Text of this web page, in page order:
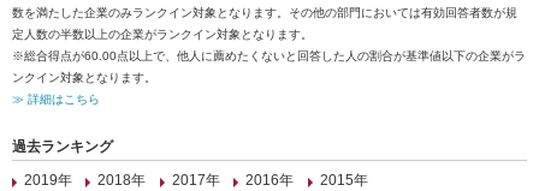
数を満たした企業のみランクイン対象となります。その他の部門においては有効回答者数が規
定人数の半数以上の企業がランクイン対象となります。
※総合得点が60.00点以上で、他人に薦めたくないと回答した人の割合が基準値以下の企業がラ
ンクイン対象となります。
≫ 詳細はこちら
過去ランキング
2019年
2018年 2017年 2016年 2015年